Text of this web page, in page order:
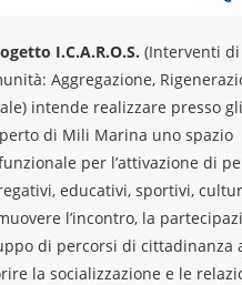
I.C.A.R.O.S. (Interventi di
Aggregazione,
intende realizzare presso
di Mili Marina uno spazio
per l’attivazione di
educativi, sportivi,
l’incontro, la
di percorsi di cittadinanza
la socializzazione e le